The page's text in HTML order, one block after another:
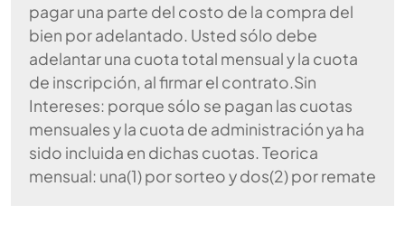
pagar una parte del costo de la compra del
bien por adelantado. Usted sólo debe
adelantar una cuota total mensual y la cuota
de inscripción, al firmar el contrato.Sin
Intereses: porque sólo se pagan las cuotas
mensuales y la cuota de administración ya ha
sido incluida en dichas cuotas. Teorica
mensual: una(1) por sorteo y dos(2) por remate